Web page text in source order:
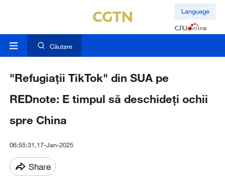
Language
Căutare
"Refugiații TikTok" din SUA pe
REDnote: E timpul să deschideți ochii
spre China
06:55:31,17-Jan-2025
Share